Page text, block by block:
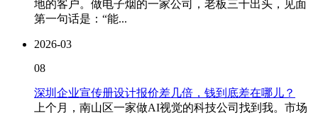
地的客户。做电子烟的一家公司，老板三十出头，见面
第一句话是：“能...
2026-03
08
深圳企业宣传册设计报价差几倍，钱到底差在哪儿？
上个月，南山区一家做AI视觉的科技公司找到我。市场